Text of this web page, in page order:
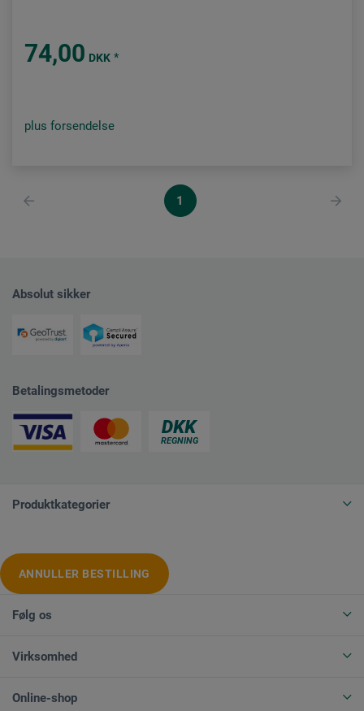
74,00 DKK *
plus forsendelse
1
Absolut sikker
Betalingsmetoder
Produktkategorier
ANNULLER BESTILLING
Følg os
Virksomhed
Online-shop